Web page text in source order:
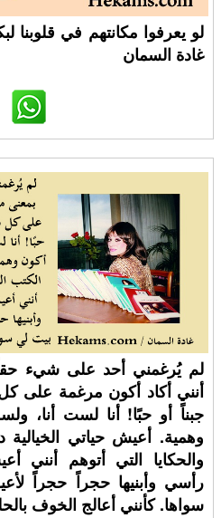
لو يعرفوا مكانتهم في قلوبنا
غادة السمان
لم يُرغمني أحد على شيء
أنني أكاد أكون مرغمة على
جبناً أو حبًا! أنا لست أنا،
وهمية. أعيش حياتي الخيالية
والحكايا التي أتوهم أنني
رأسي وأبنيها حجراً حجراً
سواها. كأنني أعالج الخوف